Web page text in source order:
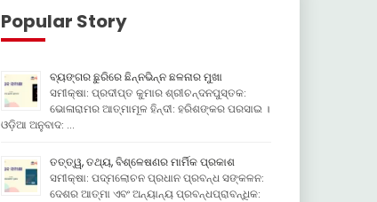
Popular Story
ବ୍ୟଙ୍ଗର ଛୁରିରେ ଛିନ୍ନଭିନ୍ନ ଛଳନାର ମୁଖା
ସମୀକ୍ଷା: ପ୍ରଦୀପ୍ତ କୁମାର ଶ୍ରୀଚନ୍ଦନପୁସ୍ତକ:
ଭୋଳାରାମର ଆତ୍ମାମୂଳ ହିନ୍ଦୀ: ହରିଶଙ୍କର ପରସାଇ ।
ଓଡ଼ିଆ ଅନୁବାଦ: …
ତତ୍ତ୍ୱ, ତଥ୍ୟ, ବିଶ୍ଳେଷଣର ମାର୍ମିକ ପ୍ରକାଶ
ସମୀକ୍ଷା: ପଦ୍ମଲୋଚନ ପ୍ରଧାନ ପ୍ରବନ୍ଧ ସଙ୍କଳନ:
ଦେଶର ଆତ୍ମା ଏବଂ ଅନ୍ୟାନ୍ୟ ପ୍ରବନ୍ଧପ୍ରାବନ୍ଧିକ: